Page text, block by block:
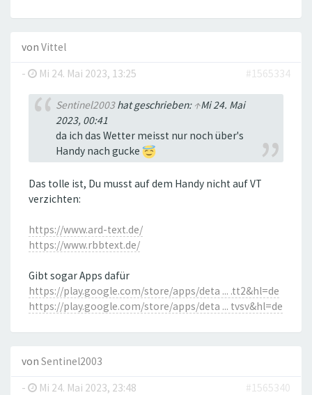
von Vittel
-
Mi 24. Mai 2023, 13:25 #1565334
Sentinel2003hat geschrieben: ↑Mi 24. Mai
2023, 00:41
da ich das Wetter meisst nur noch über's
Handy nach gucke
Das tolle ist, Du musst auf dem Handy nicht auf VT
verzichten:
https://www.ard-text.de/
https://www.rbbtext.de/
Gibt sogar Apps dafür
https://play.google.com/store/apps/deta ... .tt2&hl=de
https://play.google.com/store/apps/deta ... tvsv&hl=de
von Sentinel2003
-
Mi 24. Mai 2023, 23:48 #1565340